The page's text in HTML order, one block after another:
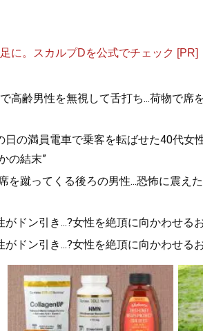
に。スカルプDを公式でチェック [PR]
高齢男性を無視して舌打ち...荷物で席
の満員電車で乗客を転ばせた40代女
の結末”
蹴ってくる後ろの男性...恐怖に震え
ドン引き...?女性を絶頂に向かわせる
ドン引き...?女性を絶頂に向かわせる